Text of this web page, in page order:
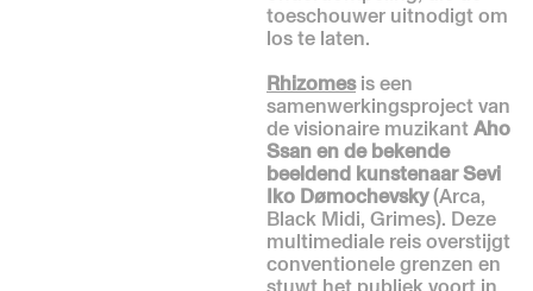
toeschouwer uitnodigt om
los te laten.
Rhizomesis een
samenwerkingsproject van
de visionaire muzikantAho
Ssan en de bekende
beeldend kunstenaar Sevi
Iko Dømochevsky(Arca,
Black Midi, Grimes). Deze
multimediale reis overstijgt
conventionele grenzen en
stuwt het publiek voort in